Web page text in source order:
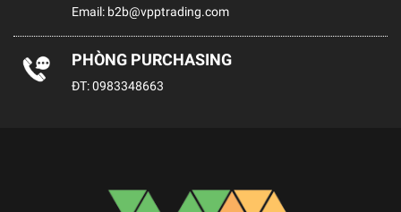
Email: b2b@vpptrading.com
PHÒNG PURCHASING
ĐT:0983348663